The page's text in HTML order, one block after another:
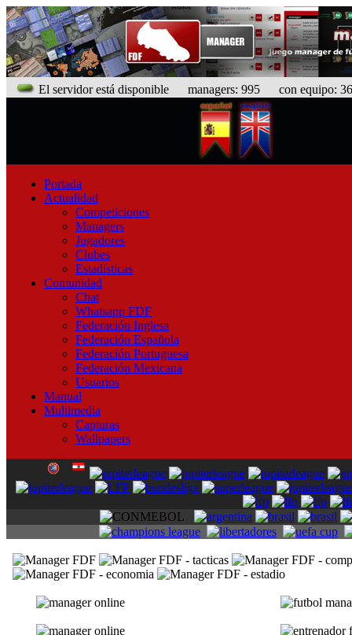
El servidor está disponible managers: 995 con equipo:
Portada
Actualidad
Competiciones
Managers
Jugadores
Clubes
Estadísticas
Comunidad
Chat
Whatsapp FDF
Federación Inglesa
Federación Española
Federación Portuguesa
Federación Mexicana
Usuarios
Manual
Multimedia
Capturas
Wallpapers